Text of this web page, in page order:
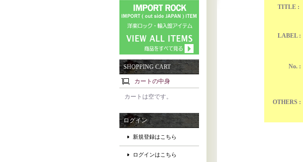
SHOPPING CART
カートの中身
カートは空です。
ログイン
新規登録はこちら
ログインはこちら
TITLE :
LABEL :
No. :
OTHERS :